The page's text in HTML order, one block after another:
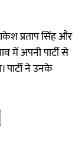
प्रताप सिंह और
में अपनी पार्टी से
पार्टी ने उनके